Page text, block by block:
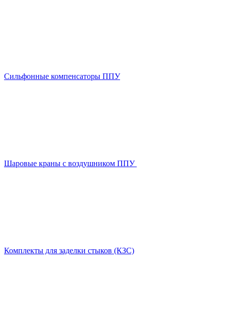
Сильфонные компенсаторы ППУ
Шаровые краны с воздушником ППУ
Комплекты для заделки стыков (КЗС)